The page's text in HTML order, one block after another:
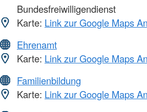
Bundesfreiwilligendienst
Karte: Link zur Google Maps
Ehrenamt
Karte: Link zur Google Maps
Familienbildung
Karte: Link zur Google Maps